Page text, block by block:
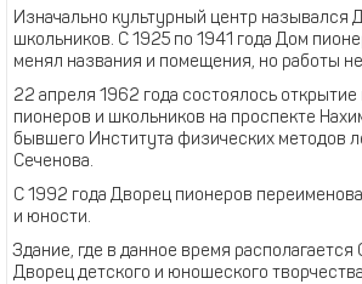
Изначально культурный центр назывался
школьников. С 1925 по 1941 года Дом
менял названия и помещения, но работы
22 апреля 1962 года состоялось открытие
пионеров и школьников на проспекте
бывшего Института физических методов
Сеченова.
С 1992 года Дворец пионеров
и юности.
Здание, где в данное время располагается
Дворец детского и юношеского